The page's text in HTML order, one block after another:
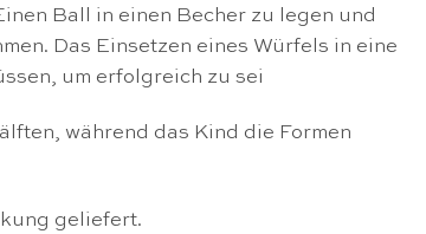
Ball in einen Becher zu legen und
Das Einsetzen eines Würfels in eine
um erfolgreich zu sei
während das Kind die Formen
geliefert.